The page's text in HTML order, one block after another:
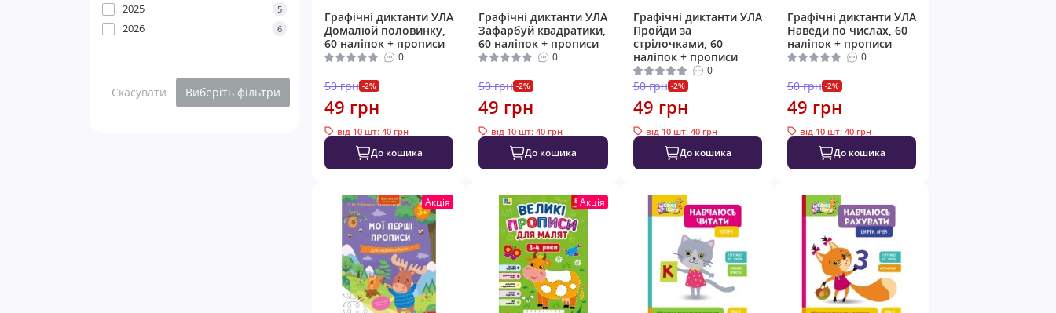
2025 5
2026 6
Скасувати Виберіть фільтри
Графічні диктанти УЛА
Домалюй половинку,
60 наліпок + прописи
0
50 грн -2%
49 грн
від 10 шт: 40 грн
До кошика
Графічні диктанти УЛА
Зафарбуй квадратики,
60 наліпок + прописи
0
50 грн -2%
49 грн
від 10 шт: 40 грн
До кошика
Графічні диктанти УЛА
Пройди за
стрілочками, 60
наліпок + прописи
0
50 грн -2%
49 грн
від 10 шт: 40 грн
До кошика
Графічні диктанти УЛА
Наведи по числах, 60
наліпок + прописи
0
50 грн -2%
49 грн
від 10 шт: 40 грн
До кошика
Акція Акція